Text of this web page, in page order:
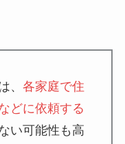
、 各家庭で住
どに依頼する
い可能性も高